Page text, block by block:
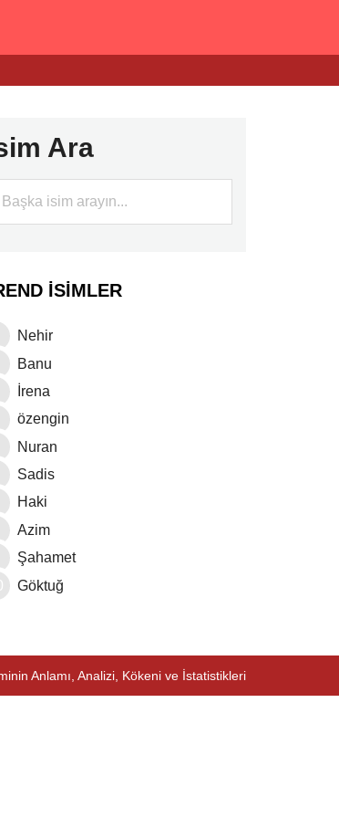
Ara
İSIMLER
Nehir
Banu
İrena
özengin
Nuran
Sadis
Haki
Azim
Şahamet
Göktuğ
Anlamı, Analizi, Kökeni ve İstatistikleri